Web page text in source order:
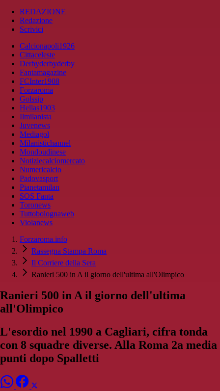
REDAZIONE
Redazione
Scrivici
Calcionapoli1926
Cittaceleste
Derbyderbyderby
Fantamagazine
FCInter1908
Forzaroma
Golssip
Hellas1903
Ilmilanista
Juvenews
Mediagol
Milanistichannel
Mondoudinese
Notiziecalciomercato
Numericalcio
Padovasport
Pianetamilan
SOS Fanta
Toronews
Tuttobolognaweb
Violanews
Forzaroma.info
Rassegna Stampa Roma
Il Corriere della Sera
Ranieri 500 in A il giorno dell'ultima all'Olimpico
Ranieri 500 in A il giorno dell'ultima
all'Olimpico
L'esordio nel 1990 a Cagliari, cifra tonda
con 8 squadre diverse. Alla Roma 2a media
punti dopo Spalletti